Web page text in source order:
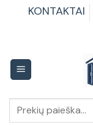
KONTAKTAI